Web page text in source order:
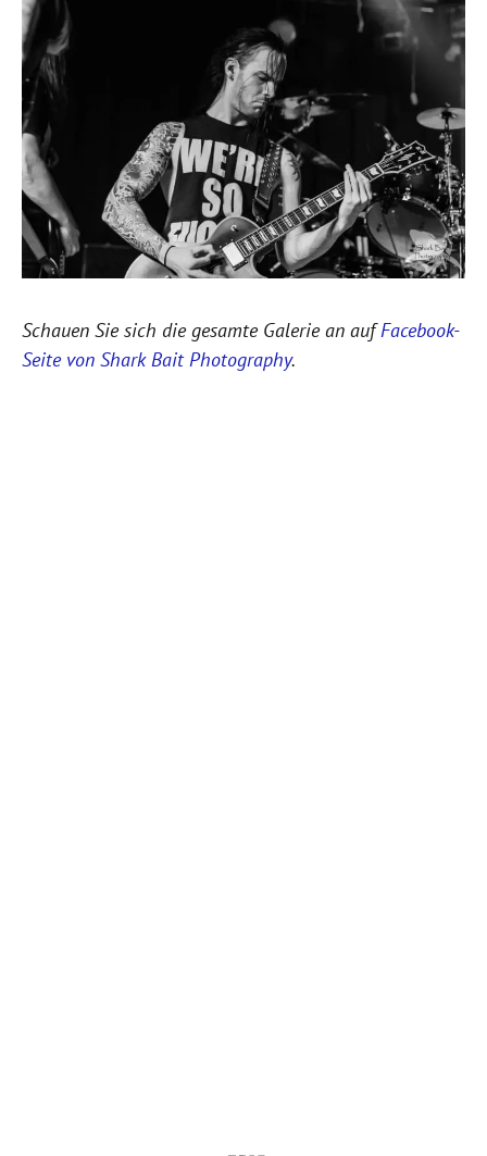
Schauen Sie sich die gesamte Galerie an aufFacebook-
Seite von Shark Bait Photography.